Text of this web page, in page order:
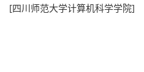
[四川师范大学计算机科学学院]